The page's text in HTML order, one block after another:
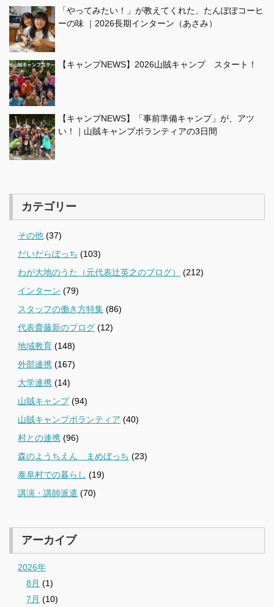
「やってみたい！」が教えてくれた、たんぽぽコーヒ
ーの味 ｜2026長期インターン（あさみ）
【キャンプNEWS】2026山賊キャンプ スタート！
【キャンプNEWS】「事前準備キャンプ」が、アツ
い！｜山賊キャンプボランティアの3日間
カテゴリー
その他 (37)
だいだらぼっち (103)
わが大地のうた（元代表辻英之のブログ）
(212)
インターン (79)
スタッフの働き方特集 (86)
代表齋藤新のブログ (12)
地域教育 (148)
外部連携 (167)
大学連携 (14)
山賊キャンプ(94)
山賊キャンプボランティア (40)
村との連携 (96)
森のようちえん まめぼっち (23)
泰阜村での暮らし (19)
講演・講師派遣 (70)
アーカイブ
2026年
8月 (1)
7月 (10)